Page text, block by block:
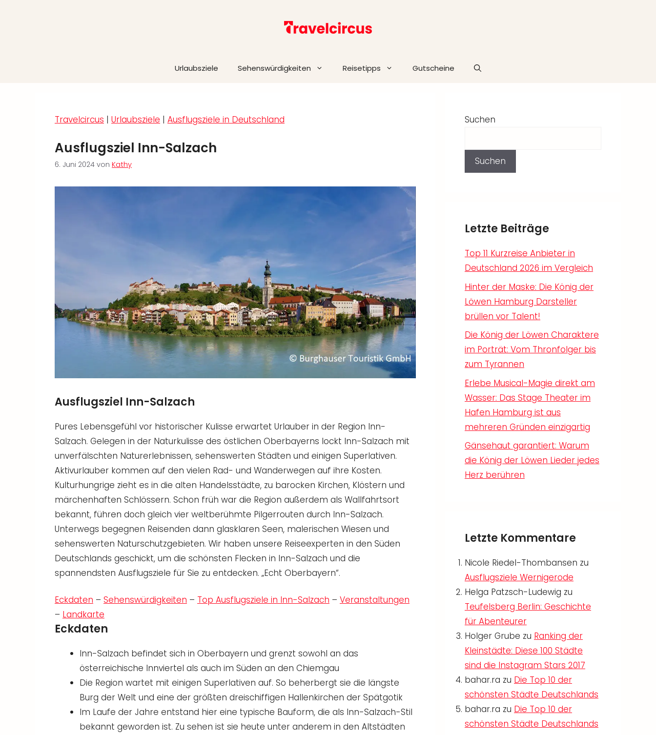
Urlaubsziele Sehenswürdigkeiten Reisetipps Gutscheine
Travelcircus | Urlaubsziele | Ausflugsziele in Deutschland
Ausflugsziel Inn-Salzach
6. Juni 2024 von Kathy
Ausflugsziel Inn-Salzach
Pures Lebensgefühl vor historischer Kulisse erwartet Urlauber in der Region Inn-
Salzach. Gelegen in der Naturkulisse des östlichen Oberbayerns lockt Inn-Salzach mit
unverfälschten Naturerlebnissen, sehenswerten Städten und einigen Superlativen.
Aktivurlauber kommen auf den vielen Rad- und Wanderwegen auf ihre Kosten.
Kulturhungrige zieht es in die alten Handelsstädte, zu barocken Kirchen, Klöstern und
märchenhaften Schlössern. Schon früh war die Region außerdem als Wallfahrtsort
bekannt, führen doch gleich vier weltberühmte Pilgerrouten durch Inn-Salzach.
Unterwegs begegnen Reisenden dann glasklaren Seen, malerischen Wiesen und
sehenswerten Naturschutzgebieten. Wir haben unsere Reiseexperten in den Süden
Deutschlands geschickt, um die schönsten Flecken in Inn-Salzach und die
spannendsten Ausflugsziele für Sie zu entdecken. „Echt Oberbayern“.
Eckdaten – Sehenswürdigkeiten – Top Ausflugsziele in Inn-Salzach – Veranstaltungen
– Landkarte
Eckdaten
Inn-Salzach befindet sich in Oberbayern und grenzt sowohl an das
österreichische Innviertel als auch im Süden an den Chiemgau
Die Region wartet mit einigen Superlativen auf. So beherbergt sie die längste
Burg der Welt und eine der größten dreischiffigen Hallenkirchen der Spätgotik
Im Laufe der Jahre entstand hier eine typische Bauform, die als Inn-Salzach-Stil
bekannt geworden ist. Zu sehen ist sie heute unter anderem in den Altstädten
Suchen
Suchen
Letzte Beiträge
Top 11 Kurzreise Anbieter in
Deutschland 2026 im Vergleich
Hinter der Maske: Die König der
Löwen Hamburg Darsteller
brüllen vor Talent!
Die König der Löwen Charaktere
im Porträt: Vom Thronfolger bis
zum Tyrannen
Erlebe Musical-Magie direkt am
Wasser: Das Stage Theater im
Hafen Hamburg ist aus
mehreren Gründen einzigartig
Gänsehaut garantiert: Warum
die König der Löwen Lieder jedes
Herz berühren
Letzte Kommentare
Nicole Riedel-Thombansen zu
Ausflugsziele Wernigerode
Helga Patzsch-Ludewig zu
Teufelsberg Berlin: Geschichte
für Abenteurer
Holger Grube zu Ranking der
Kleinstädte: Diese 100 Städte
sind die Instagram Stars 2017
bahar.ra zu Die Top 10 der
schönsten Städte Deutschlands
bahar.ra zu Die Top 10 der
schönsten Städte Deutschlands